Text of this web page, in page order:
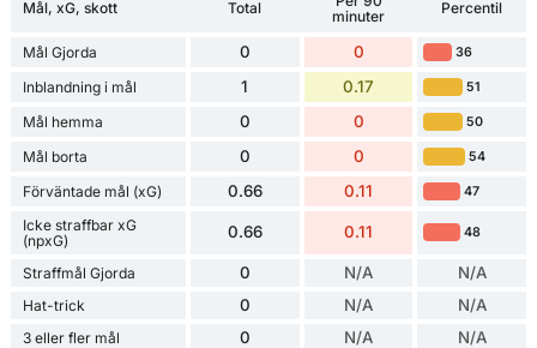
Mål, xG, skott Total
minuter
Percentil
Mål Gjorda 0 0 36
Inblandning i mål 1 0.17 51
Mål hemma 0 0 50
Mål borta 0 0 54
Förväntade mål (xG) 0.66 0.11 47
Icke straffbar xG
(npxG)
0.66 0.11 48
Straffmål Gjorda 0 N/A N/A
Hat-trick 0 N/A N/A
3 eller fler mål 0 N/A N/A